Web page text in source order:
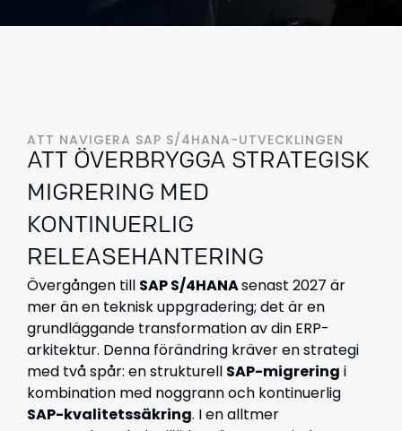
ATT NAVIGERA SAP S/4HANA-UTVECKLINGEN
ATT ÖVERBRYGGA STRATEGISK
MIGRERING MED
KONTINUERLIG
RELEASEHANTERING
Övergången till SAP S/4HANAsenast 2027 är
mer än en teknisk uppgradering; det är en
grundläggande transformation av din ERP-
arkitektur. Denna förändring kräver en strategi
med två spår: en strukturell SAP-migrering i
kombination med noggrann och kontinuerlig
SAP-kvalitetssäkring. I en alltmer